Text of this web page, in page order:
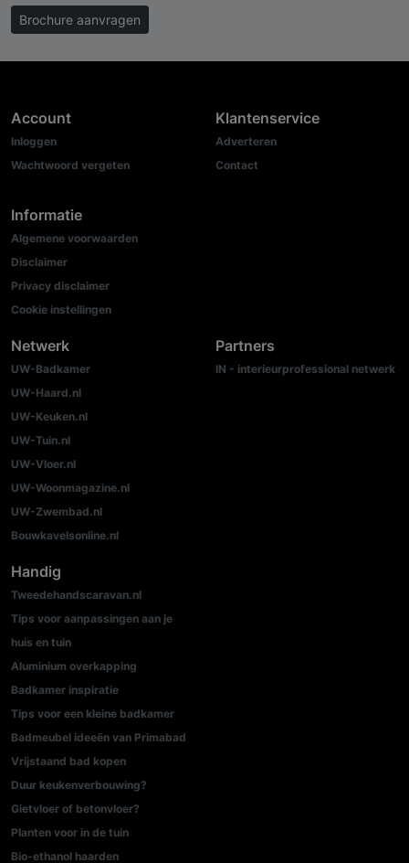
Brochure aanvragen
Account
Inloggen
Wachtwoord vergeten
Informatie
Algemene voorwaarden
Disclaimer
Privacy disclaimer
Cookie instellingen
Klantenservice
Adverteren
Contact
Netwerk
UW-Badkamer
UW-Haard.nl
UW-Keuken.nl
UW-Tuin.nl
UW-Vloer.nl
UW-Woonmagazine.nl
UW-Zwembad.nl
Bouwkavelsonline.nl
Partners
IN - interieurprofessional netwerk
Handig
Tweedehandscaravan.nl
Tips voor aanpassingen aan je
huis en tuin
Aluminium overkapping
Badkamer inspiratie
Tips voor een kleine badkamer
Badmeubel ideeën van Primabad
Vrijstaand bad kopen
Duur keukenverbouwing?
Gietvloer of betonvloer?
Planten voor in de tuin
Bio-ethanol haarden